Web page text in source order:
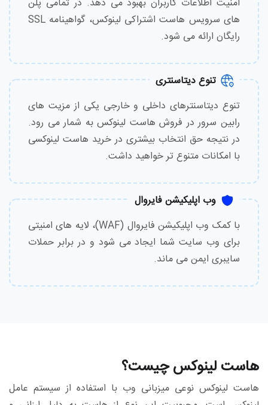
امنیت اطلاعات کاربران بهبود می دهد. در تمامی پلن
های سرویس هاست اشتراکی لینوکس، گواهینامه SSL
رایگان ارائه می شود.
تنوع دیتاسنتری
تنوع دیتاسنترهای داخلی و خارجی یکی از مزیت های
رابین سرور در فروش هاست لینوکس به شمار می رود.
در نتیجه حق انتخاب بیشتری در خرید هاست لینوکسی
با امکانات متنوع تر خواهید داشت.
وب اپلیکیشن فایروال
با کمک وب اپلیکیشن فایروال (WAF)، لایه های امنیتی
برای وب سایت شما ایجاد می شود و در برابر حملات
سایبری ایمن می ماند.
هاست لینوکس چیست؟
هاست لینوکس نوعی میزبانی وب با استفاده از سیستم عامل